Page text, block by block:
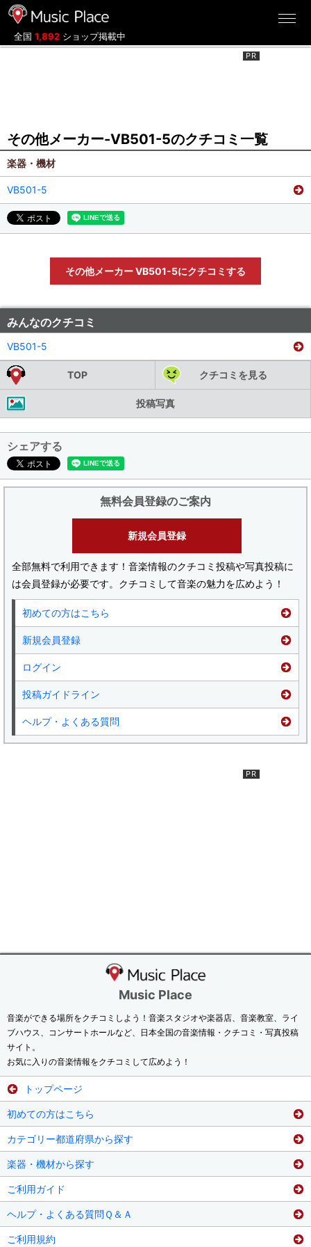
全国 1,892 ショップ掲載中
その他メーカー-VB501-5のクチコミ一覧
楽器・機材
VB501-5
その他メーカー VB501-5にクチコミする
みんなのクチコミ
VB501-5
TOP クチコミを見る
投稿写真
シェアする
無料会員登録のご案内
新規会員登録
全部無料で利用できます！音楽情報のクチコミ投稿や写真投稿に
は会員登録が必要です。クチコミして音楽の魅力を広めよう！
初めての方はこちら
新規会員登録
ログイン
投稿ガイドライン
ヘルプ・よくある質問
Music Place
音楽ができる場所をクチコミしよう！音楽スタジオや楽器店、音楽教室、ライ
ブハウス、コンサートホールなど、日本全国の音楽情報・クチコミ・写真投稿
サイト。
お気に入りの音楽情報をクチコミして広めよう！
トップページ
初めての方はこちら
カテゴリー都道府県から探す
楽器・機材から探す
ご利用ガイド
ヘルプ・よくある質問Ｑ＆Ａ
ご利用規約